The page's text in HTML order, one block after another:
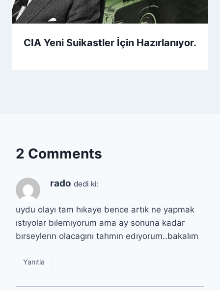
CIA Yeni Suikastler İçin Hazırlanıyor.
2 Comments
rado dedi ki:
uydu olayı tam hıkaye bence artık ne yapmak
ıstıyolar bılemıyorum ama ay sonuna kadar
bırseylerın olacagını tahmın edıyorum..bakalım
Yanıtla